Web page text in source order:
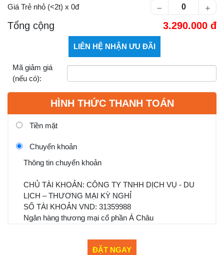
Giá Trẻ nhỏ (<2t) x 0
Tổng cộng 3.290.000
Mã giảm giá
(nếu có):
HÌNH THỨC THANH TOÁN
Tiền mặt
Chuyển khoản
Thông tin chuyển khoản
CHỦ TÀI KHOẢN: CÔNG TY TNHH DỊCH VỤ - DU
LỊCH – THƯƠNG MẠI KỲ NGHỈ
SỐ TÀI KHOẢN VND: 31359988
Ngân hàng thương mại cổ phần Á Châu